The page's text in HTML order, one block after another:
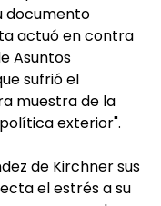
documento
actuó en contra
Asuntos
sufrió el
muestra de la
exterior".
de Kirchner sus
el estrés a su